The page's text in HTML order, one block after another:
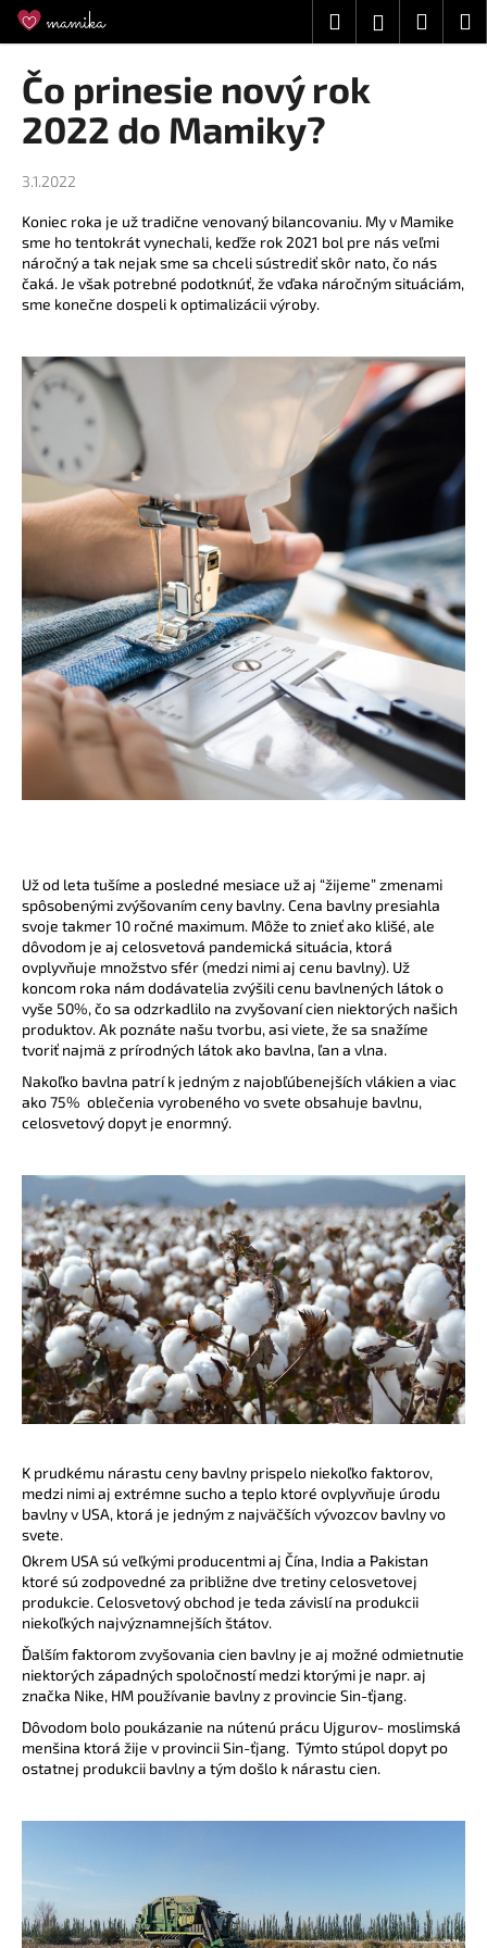
Prejsť
obsah
Hľadať
Čo prinesie nový rok
2022 do Mamiky?
3.1.2022
Koniec roka je už tradične venovaný bilancovaniu. My v Mamike
sme ho tentokrát vynechali, keďže rok 2021 bol pre nás veľmi
náročný a tak nejak sme sa chceli sústrediť skôr nato, čo nás
čaká. Je však potrebné podotknúť, že vďaka náročným situáciám,
sme konečne dospeli k optimalizácii výroby.
Už od leta tušíme a posledné mesiace už aj “žijeme” zmenami
spôsobenými zvýšovaním ceny bavlny. Cena bavlny presiahla
svoje takmer 10 ročné maximum. Môže to znieť ako klišé, ale
dôvodom je aj celosvetová pandemická situácia, ktorá
ovplyvňuje množstvo sfér (medzi nimi aj cenu bavlny). Už
koncom roka nám dodávatelia zvýšili cenu bavlnených látok o
vyše 50%, čo sa odzrkadlilo na zvyšovaní cien niektorých našich
produktov. Ak poznáte našu tvorbu, asi viete, že sa snažíme
tvoriť najmä z prírodných látok ako bavlna, ľan a vlna.
Nakoľko bavlna patrí k jedným z najobľúbenejších vlákien a viac
ako 75% oblečenia vyrobeného vo svete obsahuje bavlnu,
celosvetový dopyt je enormný.
K prudkému nárastu ceny bavlny prispelo niekoľko faktorov,
medzi nimi aj extrémne sucho a teplo ktoré ovplyvňuje úrodu
bavlny v USA, ktorá je jedným z najväčších vývozcov bavlny vo
svete.
Okrem USA sú veľkými producentmi aj Čína, India a Pakistan
ktoré sú zodpovedné za približne dve tretiny celosvetovej
produkcie. Celosvetový obchod je teda závislí na produkcii
niekoľkých najvýznamnejších štátov.
Ďalším faktorom zvyšovania cien bavlny je aj možné odmietnutie
niektorých západných spoločností medzi ktorými je napr. aj
značka Nike, HM používanie bavlny z provincie Sin-ťjang.
Dôvodom bolo poukázanie na nútenú prácu Ujgurov- moslimská
menšina ktorá žije v provincii Sin-ťjang. Týmto stúpol dopyt po
ostatnej produkcii bavlny a tým došlo k nárastu cien.
o
Č
o
p
t
r
e
b
j
e
t
e
n
á
s
ť
?
HĽADAŤ
p
o
r
ú
č
a
m
e
BAMBUSOVÉ
TIELKO
DOJČENIE
€42,90